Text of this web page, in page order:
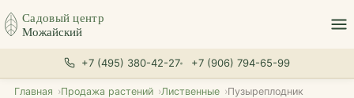
Садовый центр
Можайский
+7 (495) 380-42-27 +7 (906) 794-65-99
Главная Продажа растений Лиственные Пузыреплодник